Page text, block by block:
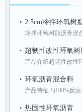
2.5cm冷拌环氧树
冷拌环氧树脂沥青混
超韧性改性环氧
产品介绍超韧性改性
环氧沥青混合料
产品特征 1)100%反
热固性环氧沥青